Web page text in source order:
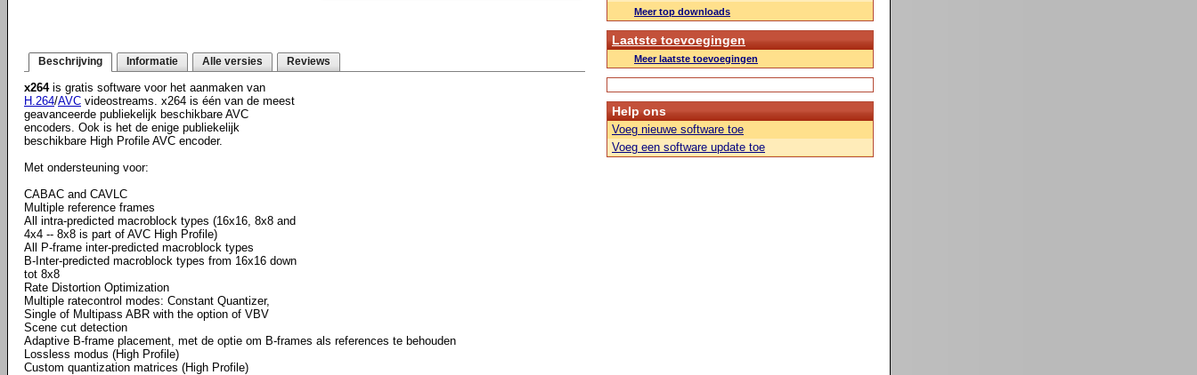
Beschrijving Informatie Alle versies Reviews
x264is gratis software voor het aanmaken van
H.264/AVC videostreams. x264 is één van de meest
geavanceerde publiekelijk beschikbare AVC
encoders. Ook is het de enige publiekelijk
beschikbare High Profile AVC encoder.
Met ondersteuning voor:
CABAC and CAVLC
Multiple reference frames
All intra-predicted macroblock types (16x16, 8x8 and
4x4 -- 8x8 is part of AVC High Profile)
All P-frame inter-predicted macroblock types
B-Inter-predicted macroblock types from 16x16 down
tot 8x8
Rate Distortion Optimization
Multiple ratecontrol modes: Constant Quantizer,
Single of Multipass ABR with the option of VBV
Scene cut detection
Adaptive B-frame placement, met de optie om B-frames als references te behouden
Lossless modus (High Profile)
Custom quantization matrices (High Profile)
Meer top downloads
Laatste toevoegingen
Meer laatste toevoegingen
Help ons
Voeg nieuwe software toe
Voeg een software update toe